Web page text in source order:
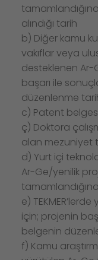
alındığı tarih
b) Diğer kamu
vakıflar veya
desteklenen Ar-
başarı ile
düzenlenme
c) Patent
ç) Doktora
alan mezuniyet
d) Yurt içi
Ar-Ge/yenilik
e)
için; projenin
belgenin
f) Kamu